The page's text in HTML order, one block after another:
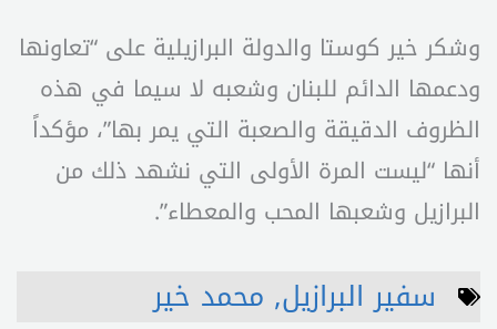
وشكر خير كوستا والدولة البرازيلية على “تعاونها
ودعمها الدائم للبنان وشعبه لا سيما في هذه
الظروف الدقيقة والصعبة التي يمر بها”، مؤكداً
أنها “ليست المرة الأولى التي نشهد ذلك من
البرازيل وشعبها المحب والمعطاء”.
سفير البرازيل, محمد خير